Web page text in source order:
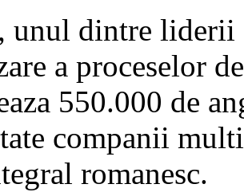
unul dintre liderii
a proceselor
550.000 de
companii
romanesc.